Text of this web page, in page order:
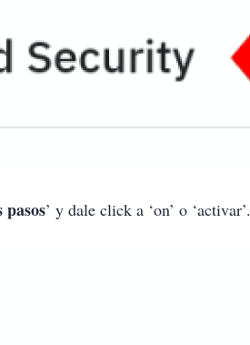
’ y dale click a ‘on’ o ‘activar’.